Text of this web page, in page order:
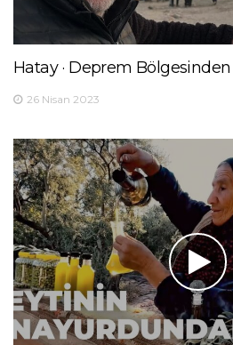
Hatay · Deprem Bölgesinden
26 Nisan 2023